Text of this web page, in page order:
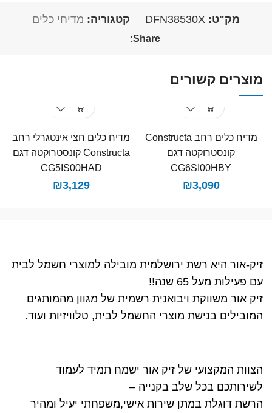
מק"ט: DFN38530X קטגוריה: מדיחי כלים
Share:
מוצרים קשורים
מדיח כלים רחב Constructa
קונסטרוקטה דגם
CG6SI00HBY
₪3,090
מדיח כלים חצי אינטגרלי רחב
Constructa קונסטרוקטה דגם
CG5IS00HAD
₪3,129
זיק-אור היא רשת ירושלמית מובילה למוצרי חשמל לבית
עם פעילות מעל 65 שנה!!
זיק אור משווקת ויבואנית רשמית של מגוון מהמותגים
המובילים בנישת מוצרי החשמל לבית, טלוויזיות ועוד.
הצוות המקצועי של זיק אור ישמח תמיד לעמוד
לשירותכם בכל שלב בקנייה –
הרשת דוגלת במתן שירות אישי,משפחתי יעיל ומהיר